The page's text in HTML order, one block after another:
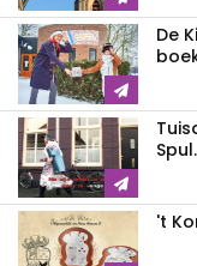
De
Spul.
't